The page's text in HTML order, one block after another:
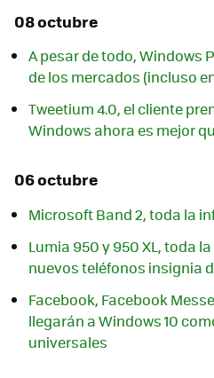
08 octubre
A pesar de todo, Windows
de los mercados (incluso
Tweetium 4.0, el cliente
Windows ahora es mejor
06 octubre
Microsoft Band 2, toda la
Lumia 950 y 950 XL, toda
nuevos teléfonos insignia
Facebook, Facebook
llegarán a Windows 10
universales